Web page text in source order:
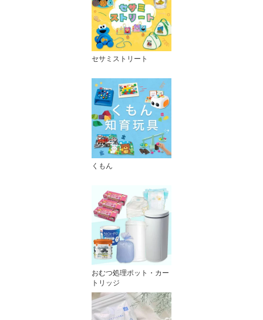
セサミストリート
くもん
おむつ処理ポット・カー
トリッジ